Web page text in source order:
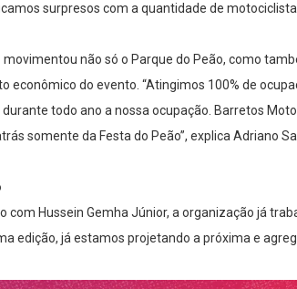
surpresos com a quantidade de
movimentou não só o Parque do Peão, como
econômico do evento. “Atingimos 100% de
todo ano a nossa ocupação. Barretos
somente da Festa do Peão”, explica Adriano
com Hussein Gemha Júnior, a organização já
edição, já estamos projetando a próxima e